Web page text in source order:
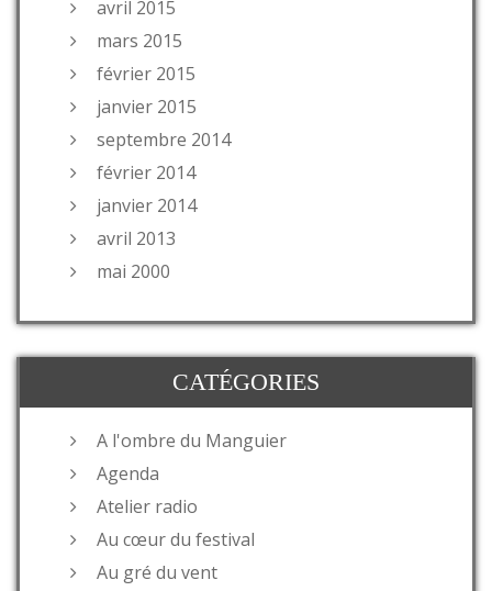
avril 2015
mars 2015
février 2015
janvier 2015
septembre 2014
février 2014
janvier 2014
avril 2013
mai 2000
CATÉGORIES
A l'ombre du Manguier
Agenda
Atelier radio
Au cœur du festival
Au gré du vent